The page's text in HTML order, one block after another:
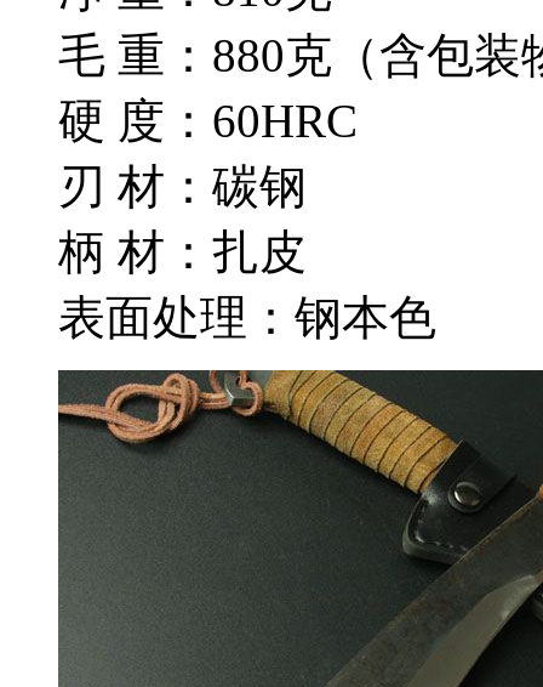
毛 重：880克（含包装
硬 度：60HRC
刃 材：碳钢
柄 材：扎皮
表面处理：钢本色